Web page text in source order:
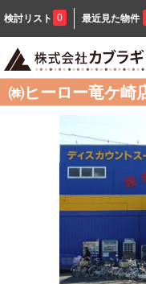
検討リスト 0 最近見た物件
㈱ヒーロー竜ケ崎